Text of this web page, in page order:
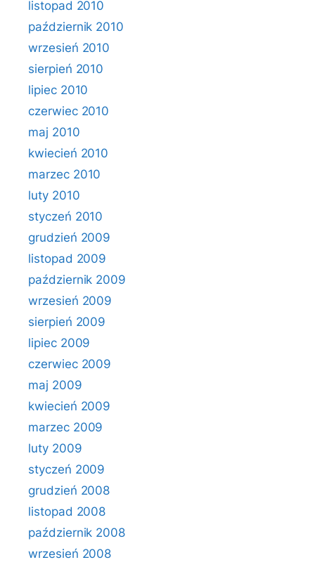
listopad 2010
październik 2010
wrzesień 2010
sierpień 2010
lipiec 2010
czerwiec 2010
maj 2010
kwiecień 2010
marzec 2010
luty 2010
styczeń 2010
grudzień 2009
listopad 2009
październik 2009
wrzesień 2009
sierpień 2009
lipiec 2009
czerwiec 2009
maj 2009
kwiecień 2009
marzec 2009
luty 2009
styczeń 2009
grudzień 2008
listopad 2008
październik 2008
wrzesień 2008